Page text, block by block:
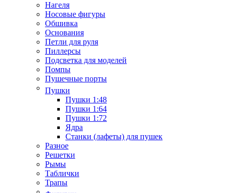
Нагеля
Носовые фигуры
Обшивка
Основания
Петли для руля
Пиллерсы
Подсветка для моделей
Помпы
Пушечные порты
Пушки
Пушки 1:48
Пушки 1:64
Пушки 1:72
Ядра
Станки (лафеты) для пушек
Разное
Решетки
Рымы
Таблички
Трапы